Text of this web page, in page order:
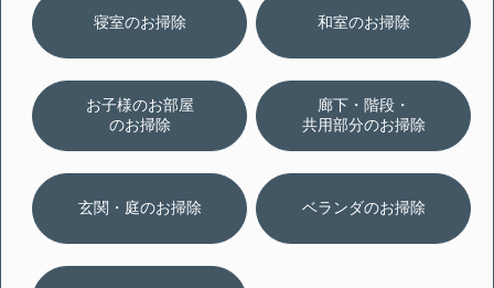
寝室のお掃除 和室のお掃除
お子様のお部屋
のお掃除
廊下・階段・
共用部分のお掃除
玄関・庭のお掃除 ベランダのお掃除